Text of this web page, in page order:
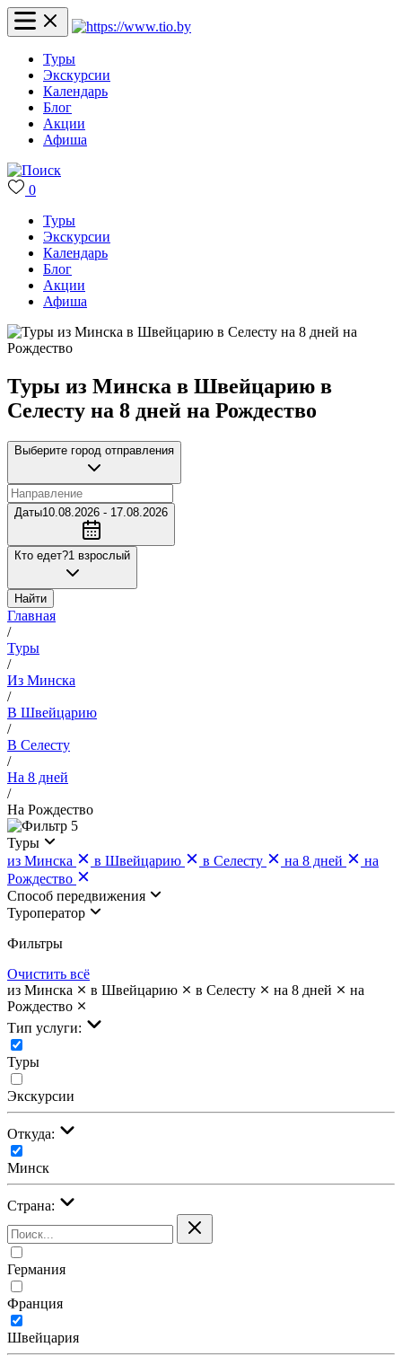
Туры
Экскурсии
Календарь
Блог
Акции
Афиша
0
Туры
Экскурсии
Календарь
Блог
Акции
Афиша
Туры из Минска в Швейцарию в
Селесту на 8 дней на Рождество
Выберите город отправления
Даты10.08.2026 - 17.08.2026
Кто едет?1 взрослый
Найти
Главная
/
Туры
/
Из Минска
/
В Швейцарию
/
В Селесту
/
На 8 дней
/
На Рождество
5
Туры
из Минска
в Швейцарию в Селесту на 8 дней
на
Рождество
Cпособ передвижения
Туроператор
Фильтры
Очистить всё
из Минска
в Швейцарию в Селесту на 8 дней
на
Рождество
Тип услуги:
Туры
Экскурсии
Откуда:
Минск
Страна:
Германия
Франция
Швейцария